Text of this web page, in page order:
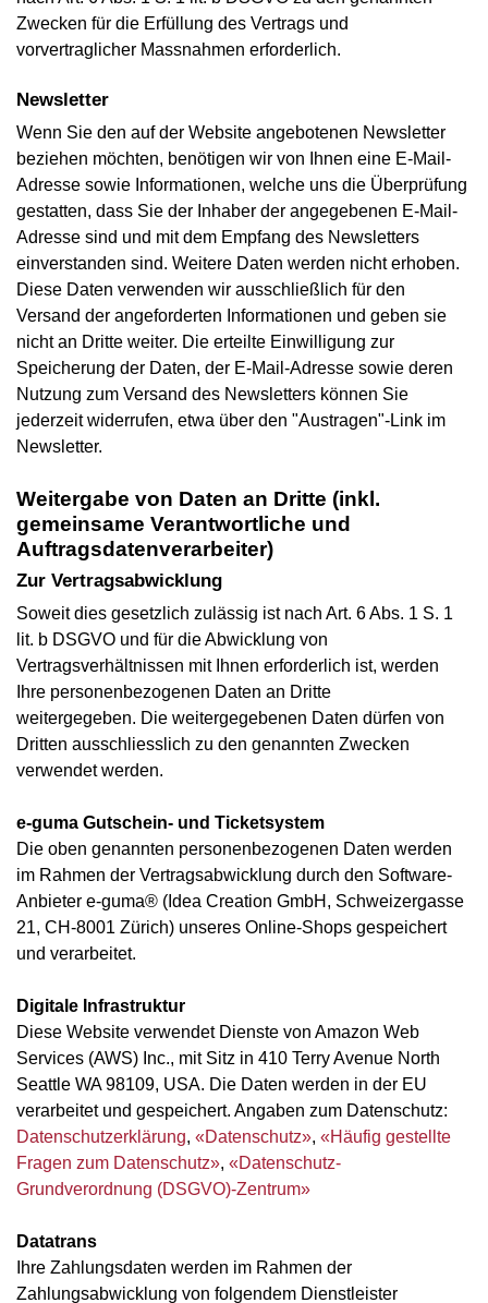
Zwecken für die Erfüllung des Vertrags und
vorvertraglicher Massnahmen erforderlich.
Newsletter
Wenn Sie den auf der Website angebotenen Newsletter
beziehen möchten, benötigen wir von Ihnen eine E-Mail-
Adresse sowie Informationen, welche uns die Überprüfung
gestatten, dass Sie der Inhaber der angegebenen E-Mail-
Adresse sind und mit dem Empfang des Newsletters
einverstanden sind. Weitere Daten werden nicht erhoben.
Diese Daten verwenden wir ausschließlich für den
Versand der angeforderten Informationen und geben sie
nicht an Dritte weiter. Die erteilte Einwilligung zur
Speicherung der Daten, der E-Mail-Adresse sowie deren
Nutzung zum Versand des Newsletters können Sie
jederzeit widerrufen, etwa über den "Austragen"-Link im
Newsletter.
Weitergabe von Daten an Dritte (inkl.
gemeinsame Verantwortliche und
Auftragsdatenverarbeiter)
Zur Vertragsabwicklung
Soweit dies gesetzlich zulässig ist nach Art. 6 Abs. 1 S. 1
lit. b DSGVO und für die Abwicklung von
Vertragsverhältnissen mit Ihnen erforderlich ist, werden
Ihre personenbezogenen Daten an Dritte
weitergegeben. Die weitergegebenen Daten dürfen von
Dritten ausschliesslich zu den genannten Zwecken
verwendet werden.
e-guma Gutschein- und Ticketsystem
Die oben genannten personenbezogenen Daten werden
im Rahmen der Vertragsabwicklung durch den Software-
Anbieter e-guma® (Idea Creation GmbH, Schweizergasse
21, CH-8001 Zürich) unseres Online-Shops gespeichert
und verarbeitet.
Digitale Infrastruktur
Diese Website verwendet Dienste von Amazon Web
Services (AWS) Inc., mit Sitz in 410 Terry Avenue North
Seattle WA 98109, USA. Die Daten werden in der EU
verarbeitet und gespeichert. Angaben zum Datenschutz:
Datenschutzerklärung, «Datenschutz», «Häufig gestellte
Fragen zum Datenschutz», «Datenschutz-
Grundverordnung (DSGVO)-Zentrum»
Datatrans
Ihre Zahlungsdaten werden im Rahmen der
Zahlungsabwicklung von folgendem Dienstleister